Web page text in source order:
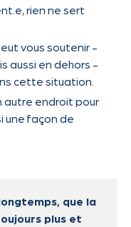
rien ne sert
vous soutenir -
aussi en dehors -
cette situation.
autre endroit pour
une façon de
que la
plus et